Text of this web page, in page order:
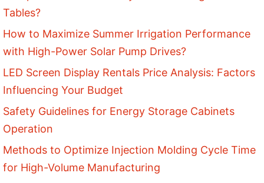
Tables?
How to Maximize Summer Irrigation Performance
with High-Power Solar Pump Drives?
LED Screen Display Rentals Price Analysis: Factors
Influencing Your Budget
Safety Guidelines for Energy Storage Cabinets
Operation
Methods to Optimize Injection Molding Cycle Time
for High-Volume Manufacturing